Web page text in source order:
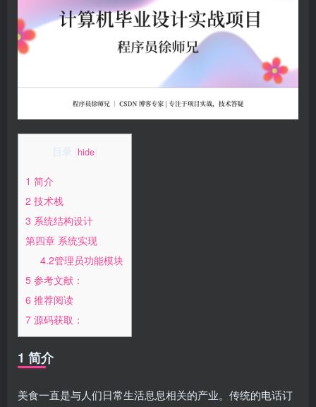
hide
1 简介
2 技术栈
3 系统结构设计
第四章 系统实现
4.2管理员功能模块
5 参考文献：
6 推荐阅读
7 源码获取：
1 简介
美食一直是与人们日常生活息息相关的产业。传统的电话订